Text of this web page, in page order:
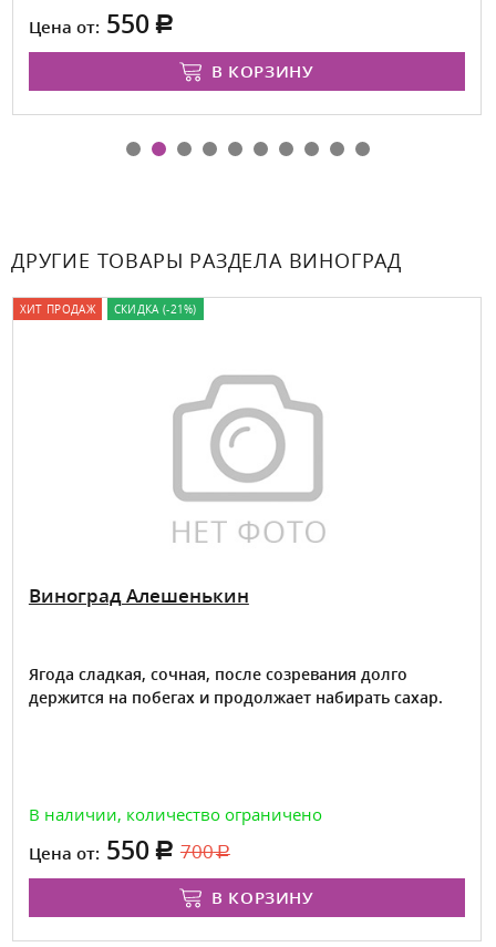
Цена от: 550
В КОРЗИНУ
ДРУГИЕ ТОВАРЫ РАЗДЕЛА ВИНОГРАД
ХИТ ПРОДАЖ СКИДКА (-21%)
Виноград Алешенькин
Ягода сладкая, сочная, после созревания долго
держится на побегах и продолжает набирать сахар.
В наличии, количество ограничено
Цена от: 550 700
В КОРЗИНУ